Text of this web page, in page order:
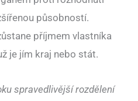
působností.
příjmem vlastníka
je jím kraj nebo stát.
spravedlivější rozdělení